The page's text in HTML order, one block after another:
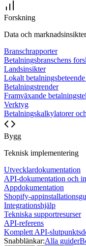
Forskning
Data och marknadsinsikter
Branschrapporter
Betalningsbranschens
Landsinsikter
Lokalt
Betalningstrender
Framväxande
Verktyg
Betalningskalkylatorer
Bygg
Teknisk implementering
Utvecklardokumentation
API-dokumentation och
Appdokumentation
Shopify-
Integrationshjälp
Tekniska supportresurser
API-referens
Komplett API-
Snabblänkar:Alla guider